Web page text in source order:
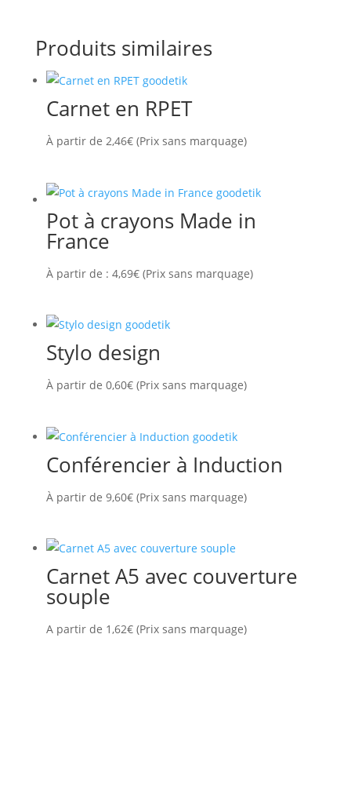
Produits similaires
Carnet en RPET
À partir de 2,46€(Prix sans marquage)
Pot à crayons Made in
France
À partir de : 4,69€(Prix sans marquage)
Stylo design
À partir de 0,60€(Prix sans marquage)
Conférencier à Induction
À partir de 9,60€(Prix sans marquage)
Carnet A5 avec couverture
souple
A partir de 1,62€(Prix sans marquage)